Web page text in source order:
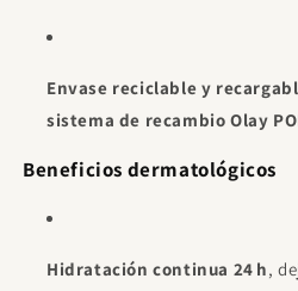
Envase reciclable y
sistema de recambio Olay
Beneficios dermatológicos
Hidratación continua 24 h,